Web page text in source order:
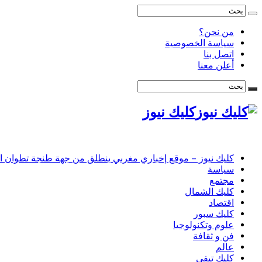
من نحن؟
سياسة الخصوصية
اتصل بنا
أعلن معنا
كليك نيوز
كليك نيوز – موقع إخباري مغربي ينطلق من جهة طنجة تطوان
سياسة
مجتمع
كليك الشمال
اقتصاد
كليك سبور
علوم وتكنولوجيا
فن و ثقافة
عالم
كليك تيفي